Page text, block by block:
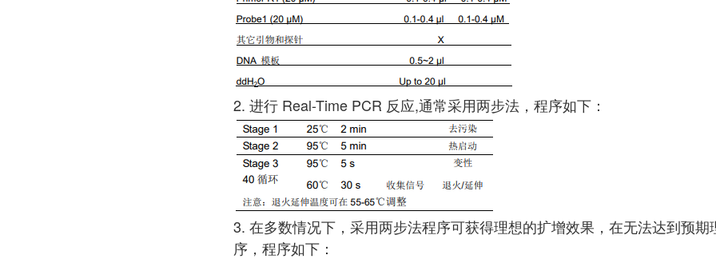
2. 进行 Real-Time PCR 反应,通常采用两步法，程序如下：
3. 在多数情况下，采用两步法程序可获得理想的扩增效果，在无法达到预
序，程序如下：